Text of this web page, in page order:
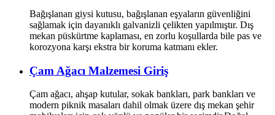
Bağışlanan giysi kutusu, bağışlanan eşyaların güvenliğini
sağlamak için dayanıklı galvanizli çelikten yapılmıştır. Dış
mekan püskürtme kaplaması, en zorlu koşullarda bile pas ve
korozyona karşı ekstra bir koruma katmanı ekler.
Çam Ağacı Malzemesi Giriş
Çam ağacı, ahşap kutular, sokak bankları, park bankları ve
modern piknik masaları dahil olmak üzere dış mekan şehir